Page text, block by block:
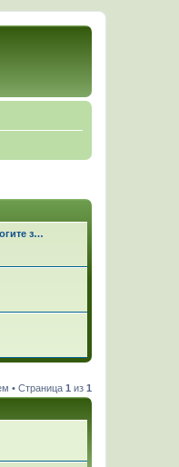
з…
• Страница 1 из 1